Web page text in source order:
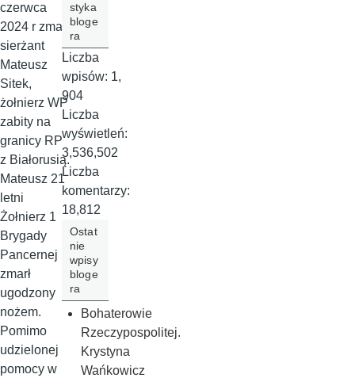
czerwca
2024 r zmarł
sierżant
Mateusz
Sitek,
żołnierz WP
zabity na
granicy RP
z Białorusią.
Mateusz 21
letni
Żołnierz 1
Brygady
Pancernej
zmarł
ugodzony
nożem.
Pomimo
udzielonej
pomocy w
styka
bloge
ra
Liczba
wpisów: 1,
904
Liczba
wyświetleń:
3,536,502
Liczba
komentarzy:
18,812
Ostat
nie
wpisy
bloge
ra
Bohaterowie
Rzeczypospolitej.
Krystyna
Wańkowicz